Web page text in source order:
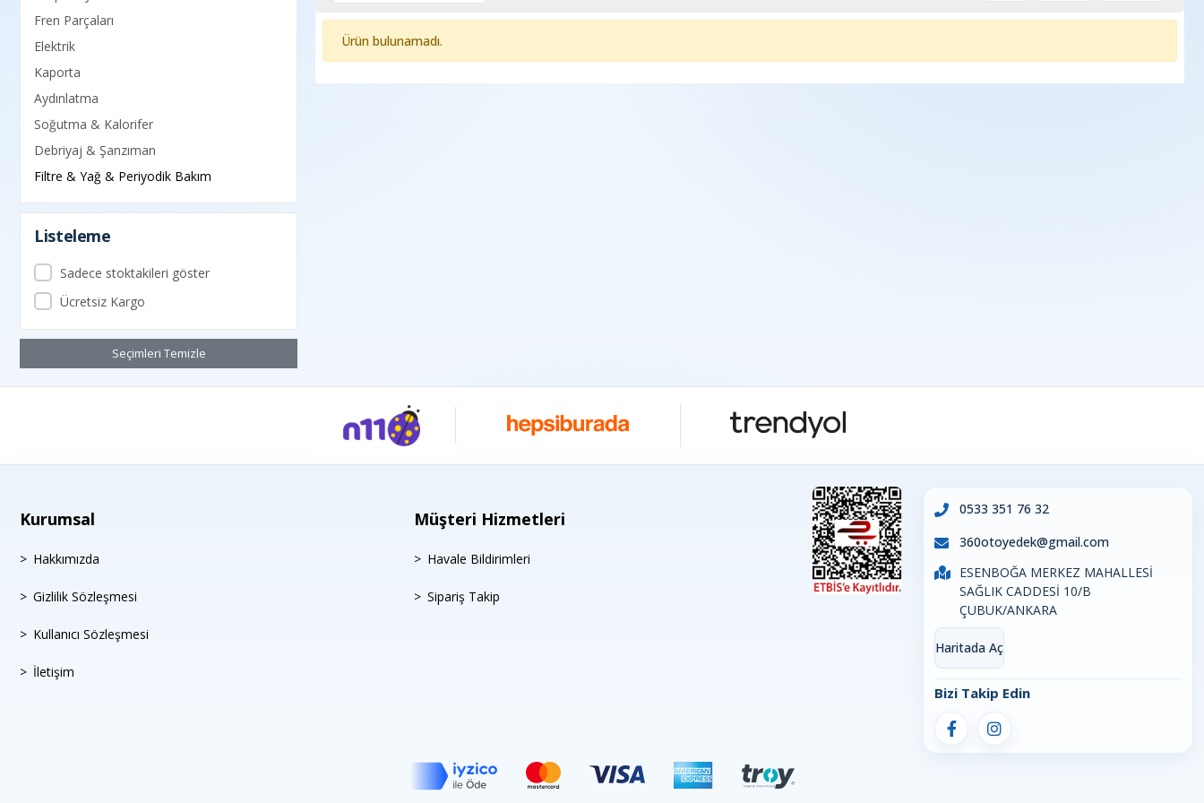
Fren Parçaları
Elektrik
Kaporta
Aydınlatma
Soğutma & Kalorifer
Debriyaj & Şanzıman
Filtre & Yağ & Periyodik Bakım
Listeleme
Sadece stoktakileri göster
Ücretsiz Kargo
Seçimleri Temizle
Ürün bulunamadı.
Kurumsal
Hakkımızda
Gizlilik Sözleşmesi
Kullanıcı Sözleşmesi
İletişim
Müşteri Hizmetleri
Havale Bildirimleri
Sipariş Takip
0533 351 76 32
360otoyedek@gmail.com
ESENBOĞA MERKEZ MAHALLESİ
SAĞLIK CADDESİ 10/B
ÇUBUK/ANKARA
Haritada Aç
Bizi Takip Edin